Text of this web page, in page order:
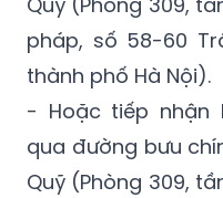
pháp, số 58-60
thành phố Hà Nội).
- Hoặc tiếp nhận
qua đường bưu
Quỹ (Phòng 309,